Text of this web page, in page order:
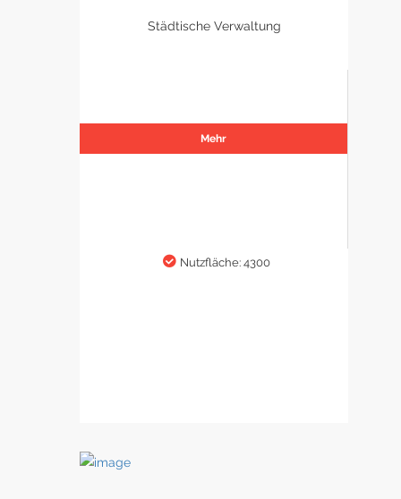
Städtische Verwaltung
Mehr
Nutzfläche: 4300